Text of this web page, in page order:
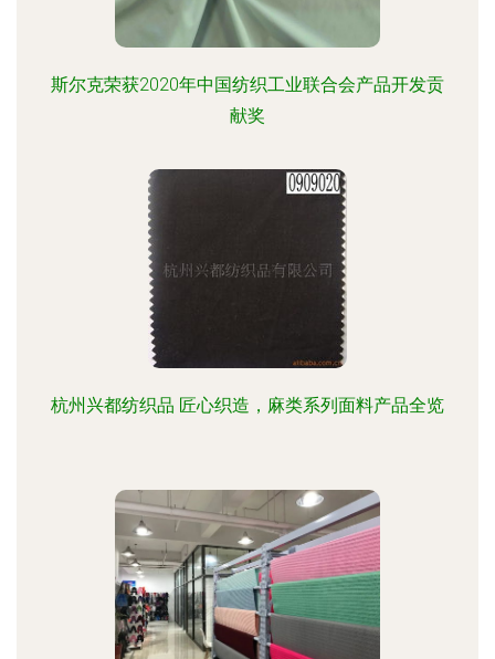
斯尔克荣获2020年中国纺织工业联合会产品开发贡
献奖
杭州兴都纺织品 匠心织造，麻类系列面料产品全览